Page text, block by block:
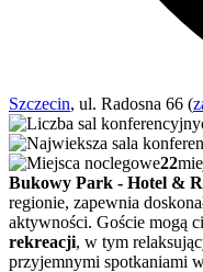
Szczecin, ul. Radosna 66 (
22
Bukowy Park - Hotel &
regionie, zapewnia
aktywności. Goście mogą
rekreacji, w tym
przyjemnymi spotkaniami